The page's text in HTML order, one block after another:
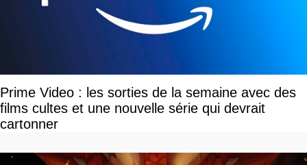
Prime Video : les sorties de la semaine avec des
films cultes et une nouvelle série qui devrait
cartonner